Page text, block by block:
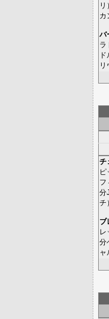
リ
カ
バ
ラ
リ
チ
ピ
フ
分
チ
ブ
レ
分
ャ